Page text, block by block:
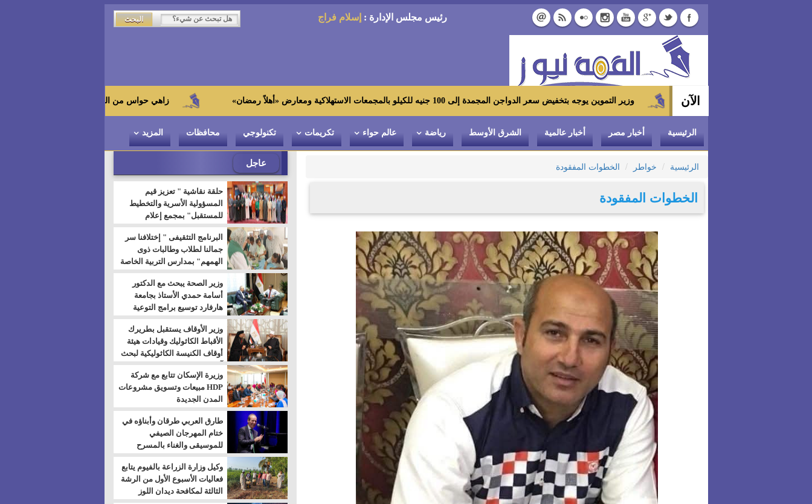
رئيس مجلس الإدارة : إسلام فراج
الآن زاهي حواس من الجامعة اليابانية : "توت عنخ آمون" هو بطل وزير التموين يوجه بتخفيض سعر الدواجن المجمدة إلى 100 جنيه للكيلو بالمجمعات الاستهلاكية ومعارض «أهلاً رمضان»
الرئيسية أخبار مصر أخبار عالمية الشرق الأوسط رياضة عالم حواء تكريمات تكنولوجي محافظات المزيد
الرئيسية خواطر الخطوات المفقودة
الخطوات المفقودة
عاجل
حلقة نقاشية " تعزيز قيم
المسؤولية الأسرية والتخطيط
للمستقبل" بمجمع إعلام
السويس
البرنامج التثقيفى " إختلافنا سر
جمالنا لطلاب وطالبات ذوى
الهمهم" بمدارس التربية الخاصة
بالسويس
وزير الصحة يبحث مع الدكتور
أسامة حمدي الأستاذ بجامعة
هارفارد توسيع برامج التوعية
بمرض السكري
وزير الأوقاف يستقبل بطريرك
الأقباط الكاثوليك وقيادات هيئة
أوقاف الكنيسة الكاثوليكية لبحث
آفاق التعاون المشترك
وزيرة الإسكان تتابع مع شركة
HDP مبيعات وتسويق مشروعات
المدن الجديدة
طارق العربي طرقان وأبناؤه في
ختام المهرجان الصيفي
للموسيقى والغناء بالمسرح
المكشوف
وكيل وزارة الزراعة بالفيوم يتابع
فعاليات الأسبوع الأول من الرشة
الثالثة لمكافحة ديدان اللوز